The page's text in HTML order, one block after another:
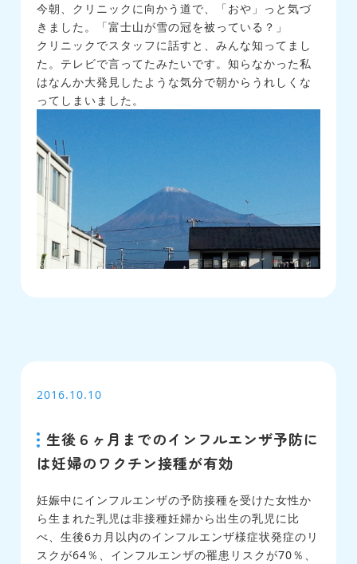
今朝、クリニックに向かう道で、「おや」っと気づ
きました。「富士山が雪の冠を被っている？」
クリニックでスタッフに話すと、みんな知ってまし
た。テレビで言ってたみたいです。知らなかった私
はなんか大発見したような気分で朝からうれしくな
ってしまいました。
2016.10.10
生後６ヶ月までのインフルエンザ予防に
は妊婦のワクチン接種が有効
妊娠中にインフルエンザの予防接種を受けた女性か
ら生まれた乳児は非接種妊婦から出生の乳児に比
べ、生後6カ月以内のインフルエンザ様症状発症のリ
スクが64％、インフルエンザの罹患リスクが70％、